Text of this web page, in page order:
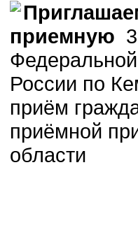
приемную
России по
приём
приёмной
области